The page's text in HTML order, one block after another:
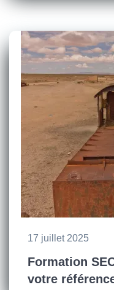
17 juillet 2025
Formation
votre